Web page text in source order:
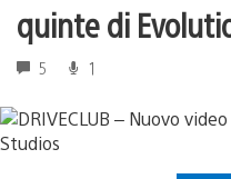
quinte di
5 1